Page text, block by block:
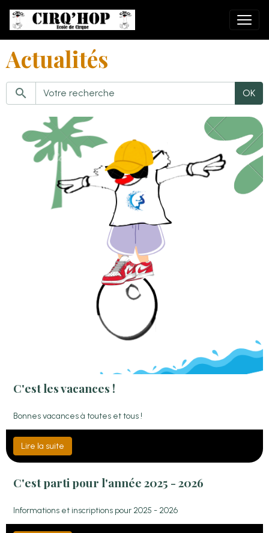
Actualités
OK
C'est les vacances !
Bonnes vacances à toutes et tous !
Lire la suite
C'est parti pour l'année 2025 - 2026
Informations et inscriptions pour 2025 - 2026